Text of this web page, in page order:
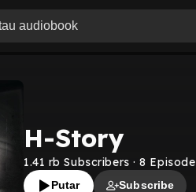
H-Story
1.41 rb Subscribers ·8 Episode
Putar Subscribe